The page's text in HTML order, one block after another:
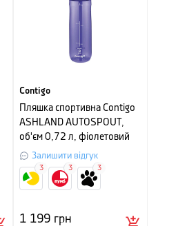
Contigo
Пляшка спортивна Contigo
ASHLAND AUTOSPOUT,
об'єм 0,72 л, фіолетовий
Залишити відгук
1 199 грн
3 3 3